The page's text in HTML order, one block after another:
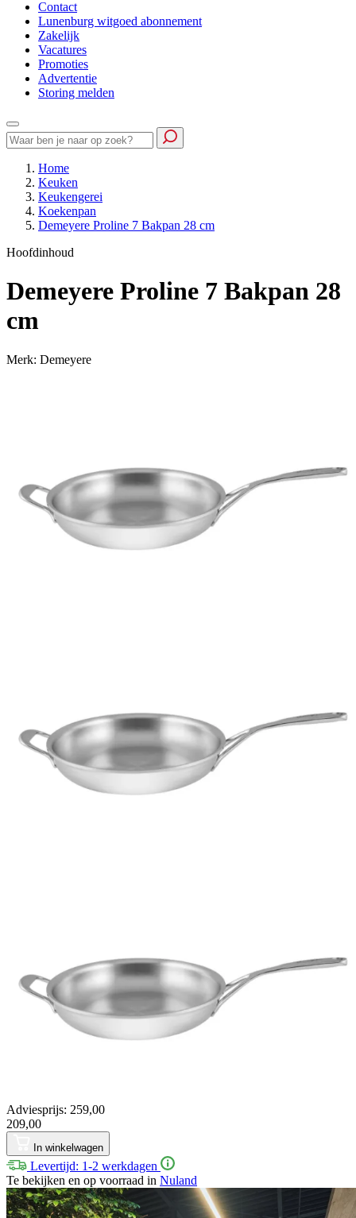
Contact
Lunenburg witgoed abonnement
Zakelijk
Vacatures
Promoties
Advertentie
Storing melden
Home
Keuken
Keukengerei
Koekenpan
Demeyere Proline 7 Bakpan 28 cm
Hoofdinhoud
Demeyere Proline 7 Bakpan 28
cm
Merk: Demeyere
Adviesprijs: 259,00
209,00
In winkelwagen
Levertijd: 1-2 werkdagen
Te bekijken en op voorraad in Nuland